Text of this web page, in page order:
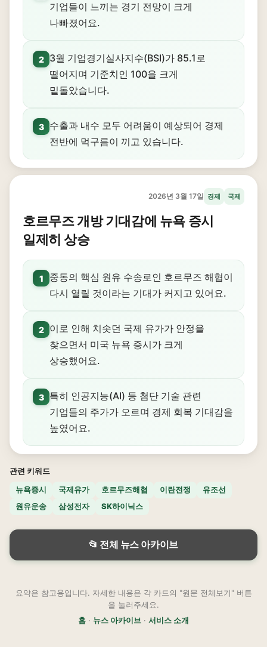
기업들이 느끼는 경기 전망이 크게
나빠졌어요.
2
3월 기업경기실사지수(BSI)가 85.1로
떨어지며 기준치인 100을 크게
밑돌았습니다.
3
수출과 내수 모두 어려움이 예상되어 경제
전반에 먹구름이 끼고 있습니다.
2026년 3월 17일 경제 국제
호르무즈 개방 기대감에 뉴욕 증시
일제히 상승
1
중동의 핵심 원유 수송로인 호르무즈 해협이
다시 열릴 것이라는 기대가 커지고 있어요.
2
이로 인해 치솟던 국제 유가가 안정을
찾으면서 미국 뉴욕 증시가 크게
상승했어요.
3
특히 인공지능(AI) 등 첨단 기술 관련
기업들의 주가가 오르며 경제 회복 기대감을
높였어요.
관련 키워드
뉴욕증시
국제유가 호르무즈해협 이란전쟁
유조선
원유운송
삼성전자 SK하이닉스
📂 전체 뉴스 아카이브
요약은 참고용입니다. 자세한 내용은 각 카드의 "원문 전체보기" 버튼
을 눌러주세요.
홈 · 뉴스 아카이브 · 서비스 소개